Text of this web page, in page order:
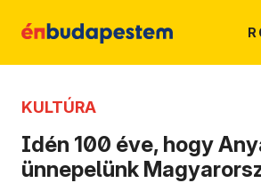
KULTÚRA
Idén 100 éve, hogy
ünnepelünk